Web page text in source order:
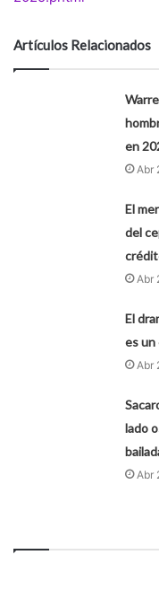
Artículos Relacionados
en
Abr
El
del
Abr
El
es un
Abr
lado
Abr